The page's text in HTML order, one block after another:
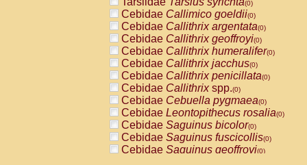
(0)
Cebidae Callimico goeldii(0)
Cebidae Callithrix argentata(0)
Cebidae Callithrix geoffroyi(0)
Cebidae Callithrix humeralifer(0)
Cebidae Callithrix jacchus(0)
Cebidae Callithrix penicillata(0)
Cebidae Callithrixspp.(0)
Cebidae Cebuella pygmaea(0)
Cebidae Leontopithecus rosalia(0)
Cebidae Saguinus bicolor(0)
Cebidae Saguinus fuscicollis(0)
Cebidae Saguinus geoffroyi(0)